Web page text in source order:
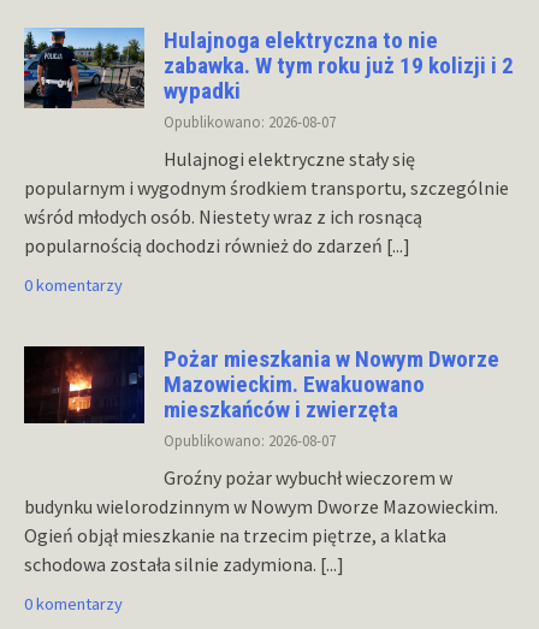
Hulajnoga elektryczna to nie
zabawka. W tym roku już 19 kolizji i 2
wypadki
Opublikowano: 2026-08-07
Hulajnogi elektryczne stały się
popularnym i wygodnym środkiem transportu, szczególnie
wśród młodych osób. Niestety wraz z ich rosnącą
popularnością dochodzi również do zdarzeń [...]
0 komentarzy
Pożar mieszkania w Nowym Dworze
Mazowieckim. Ewakuowano
mieszkańców i zwierzęta
Opublikowano: 2026-08-07
Groźny pożar wybuchł wieczorem w
budynku wielorodzinnym w Nowym Dworze Mazowieckim.
Ogień objął mieszkanie na trzecim piętrze, a klatka
schodowa została silnie zadymiona. [...]
0 komentarzy